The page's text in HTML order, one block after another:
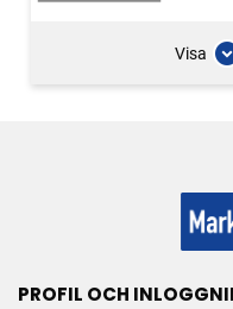
Visa
PROFIL OCH